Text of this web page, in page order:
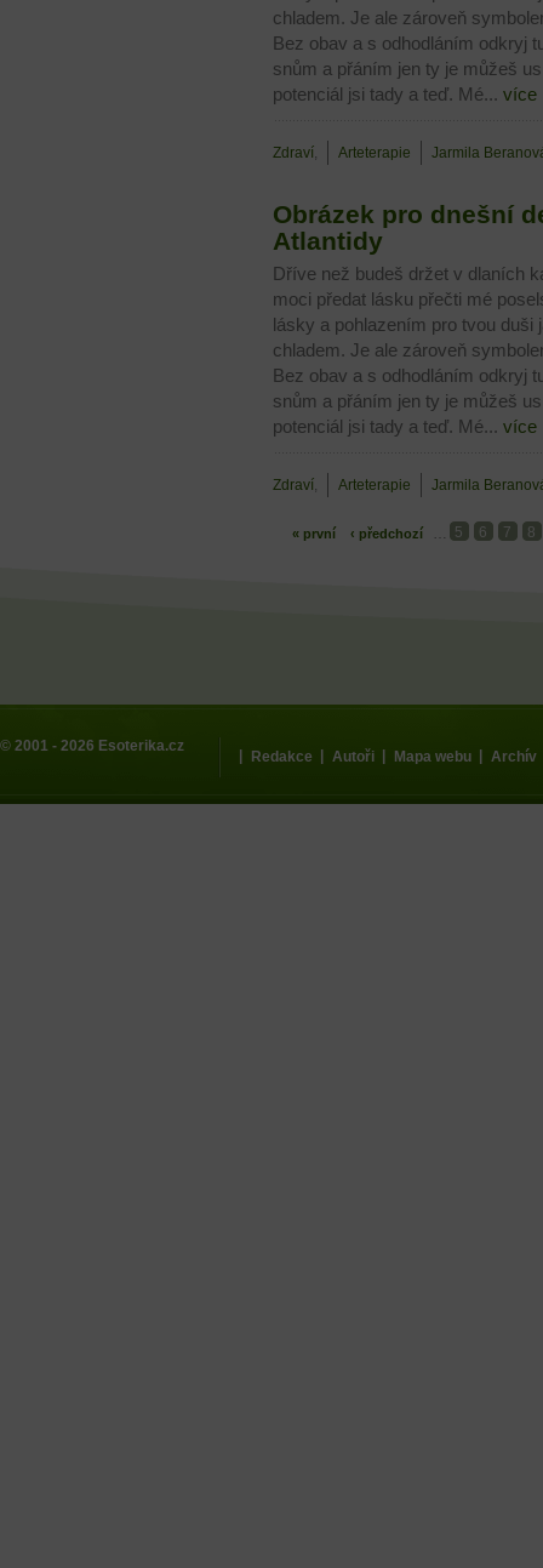
chladem. Je ale zároveň
Bez obav a s odhodláním odkryj
snům a přáním jen ty je můžeš
potenciál jsi tady a teď. Mé... více
Zdraví, Arteterapie Jarmila
Obrázek pro dnešní
Atlantidy
Dříve než budeš držet v dlaních
moci předat lásku přečti mé
lásky a pohlazením pro tvou
chladem. Je ale zároveň
Bez obav a s odhodláním odkryj
snům a přáním jen ty je můžeš
potenciál jsi tady a teď. Mé... více
Zdraví, Arteterapie Jarmila
« první ‹ předchozí … 5 6 7 8
© 2001 - 2026 Esoterika.cz
| Redakce | Autoři | Mapa webu | Archív